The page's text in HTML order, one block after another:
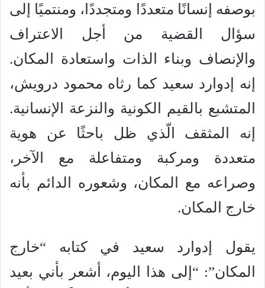
بوصفه إنسانًا متعددًا ومتجددًا، ومنتميًا إلى
سؤال القضية من أجل الاعتراف
والإنصاف وبناء الذات واستعادة المكان.
إنه إدوارد سعيد كما رثاه محمود درويش،
المتشبع بالقيم الكونية والنزعة الإنسانية.
إنه المثقف الّذي ظل باحثًا عن هوية
متعددة ومركبة ومتفاعلة مع الآخر،
وصراعه مع المكان، وشعوره الدائم بأنه
خارج المكان.
يقول إدوارد سعيد في كتابه “خارج
المكان”: “إلى هذا اليوم، أشعر بأني بعيد